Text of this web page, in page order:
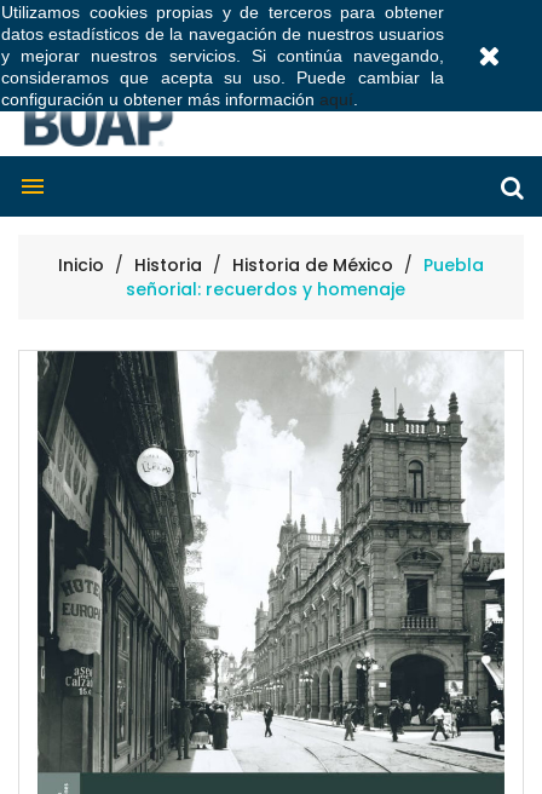
Utilizamos cookies propias y de terceros para obtener
datos estadísticos de la navegación de nuestros usuarios
y mejorar nuestros servicios. Si continúa navegando,
consideramos que acepta su uso. Puede cambiar la
configuración u obtener más información aquí

Inicio Historia Historia de México
Puebla
señorial: recuerdos y homenaje